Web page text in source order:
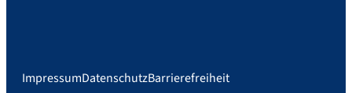
ImpressumDatenschutzBarrierefreiheit